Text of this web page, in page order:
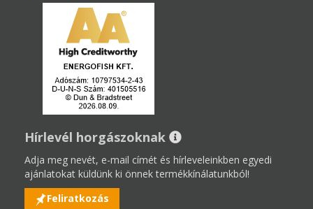
Hírlevél horgászoknak
Adja meg nevét, e-mail címét és hírleveleinkben egyedi
ajánlatokat küldünk ki önnek termékkínálatunkból!
Feliratkozás